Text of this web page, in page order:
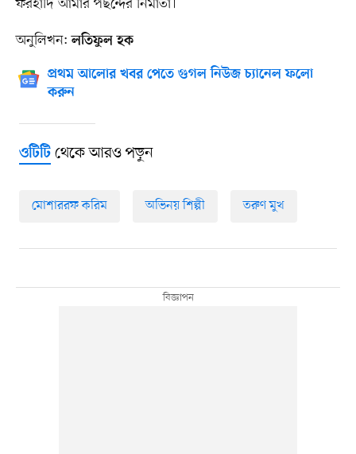
অনুলিখন:লতিফুল হক
প্রথম আলোর খবর পেতে গুগল নিউজ চ্যানেল ফলো
করুন
ওটিটিথেকে আরও পড়ুন
মোশাররফ করিম অভিনয় শিল্পী তরুণ মুখ